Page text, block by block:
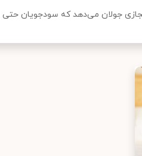
جولان می‌دهد که سودجویان حتی